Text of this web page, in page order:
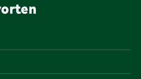
bezeichnet, die den
Gekennzeichnet
„E-Nummern“. Die beiden